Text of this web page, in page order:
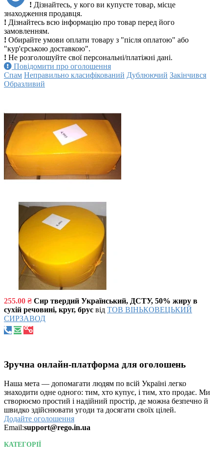
! Дізнайтесь, у кого ви купуєте товар, місце
знаходження продавця.
! Дізнайтесь всю інформацію про товар перед його
замовленням.
! Обирайте умови оплати товару з "після оплатою" або
"кур'єрською доставкою".
! Не розголошуйте свої персональні/платіжні дані.
Повідомити про оголошення
Спам Неправильно класифікований Дублюючий Закінчився
Образливий
255.00 ₴ Сир твердий Український, ДСТУ, 50% жиру в
сухій речовині, круг, брус від ТОВ ВІНЬКОВЕЦЬКИЙ
СИРЗАВОД
Зручна онлайн-платформа для оголошень
Наша мета — допомагати людям по всій Україні легко
знаходити одне одного: тим, хто купує, і тим, хто продає. Ми
створюємо простий і надійний простір, де можна безпечно й
швидко здійснювати угоди та досягати своїх цілей.
Додайте оголошення
Email:support@rego.in.ua
КАТЕГОРІЇ